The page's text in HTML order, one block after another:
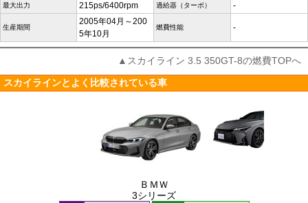
最大出力 215ps/6400rpm 過給器（ターボ） -
生産期間
2005年04月～200
5年10月
燃費性能 -
▲スカイライン 3.5 350GT-8の燃費TOPへ
スカイラインとよく比較されている車
ＢＭＷ
3シリーズ